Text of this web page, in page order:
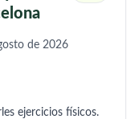
de 2026
ejercicios físicos.